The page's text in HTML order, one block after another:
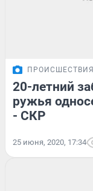
ПРОИСШЕСТВИЯ
20-летний
ружья
- СКР
25 июня, 2020, 17:34